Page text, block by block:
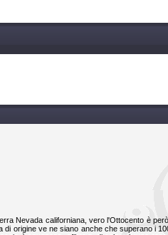
Nevada californiana, vero l'Ottocento è
origine ve ne siano anche che superano i